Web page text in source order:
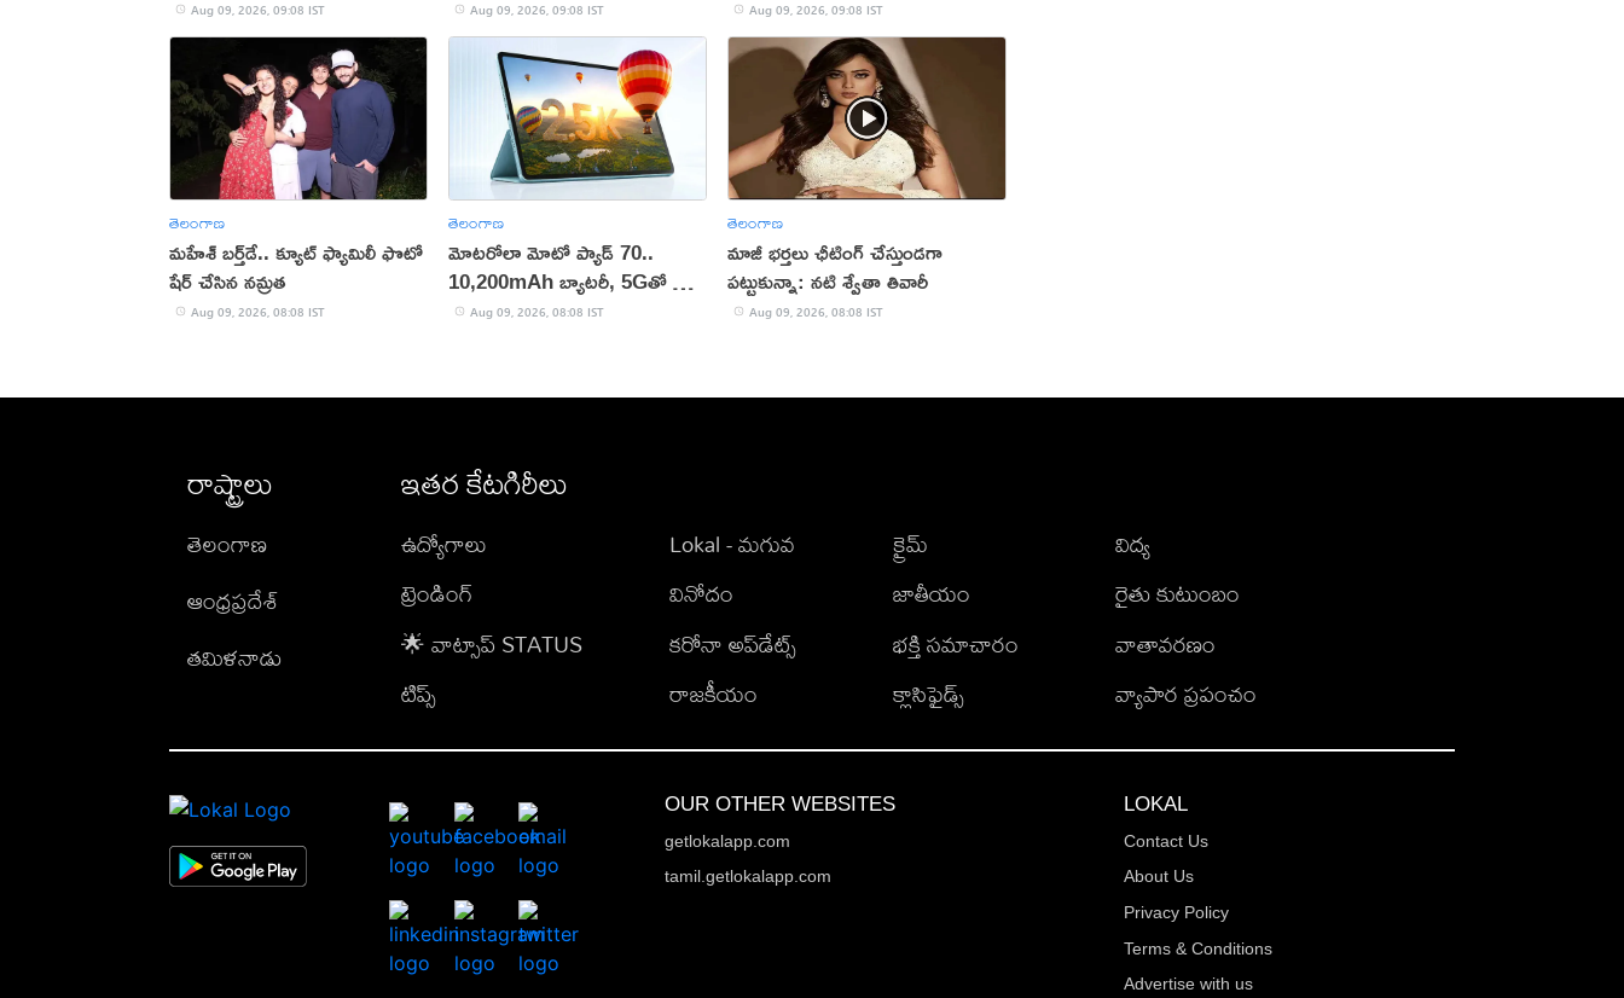
Aug 09, 2026, 09:08 IST Aug 09, 2026, 09:08 IST Aug 09, 2026, 09:08 IST
తెలంగాణ
మహేశ్‌ బర్త్‌డే.. క్యూట్‌ ఫ్యామిలీ ఫొటో
షేర్ చేసిన నమ్రత
Aug 09, 2026, 08:08 IST
తెలంగాణ
మోటరోలా మోటో ప్యాడ్ 70..
10,200mAh బ్యాటరీ, 5Gతో కొత్త
టాబ్లెట్ విడుదల
Aug 09, 2026, 08:08 IST
తెలంగాణ
మాజీ భర్తలు ఛీటింగ్ చేస్తుండగా
పట్టుకున్నా: నటి శ్వేతా తివారీ
Aug 09, 2026, 08:08 IST
రాష్ట్రాలు
తెలంగాణ
ఆంధ్రప్రదేశ్
తమిళనాడు
ఇతర కేటగిరీలు
ఉద్యోగాలు
ట్రెండింగ్
🌟 వాట్సాప్ STATUS
టిప్స్
Lokal - మగువ
వినోదం
కరోనా అప్‌డేట్స్
రాజకీయం
క్రైమ్
జాతీయం
భక్తి సమాచారం
క్లాసిఫైడ్స్
విద్య
రైతు కుటుంబం
వాతావరణం
వ్యాపార ప్రపంచం
OUR OTHER WEBSITES
getlokalapp.com
tamil.getlokalapp.com
LOKAL
Contact Us
About Us
Privacy Policy
Terms & Conditions
Advertise with us